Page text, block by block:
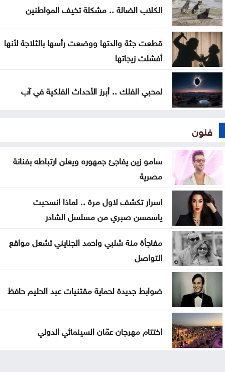
واشنطن: اتفاق مرتقب لإعادة فتح مضيق هرمز خلال
الساعات المقبلة
الكلاب الضالة .. مشكلة تخيف المواطنين
قطعت جثة والدتها ووضعت رأسها بالثلاجة لأنها
أفشلت زيجاتها
لمحبي الفلك .. أبرز الأحداث الفلكية في آب
فنون
سامو زين يفاجئ جمهوره ويعلن ارتباطه بفنانة
مصرية
اسرار تكشف لاول مرة .. لماذا انسحبت
ياسمسن صبري من مسلسل الشادر
مفاجأة منة شلبي واحمد الجنايني تشعل مواقع
التواصل
ضوابط جديدة لحماية مقتنيات عبد الحليم حافظ
اختتام مهرجان عمّان السينمائي الدولي